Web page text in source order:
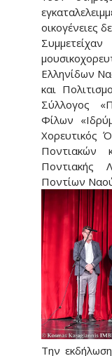
οικογένειες
Ελληνίδων
και
Σύλλογος
Φίλων
Χορευτικός
Ποντιακών
Ποντιακής
Ποντίων
Την